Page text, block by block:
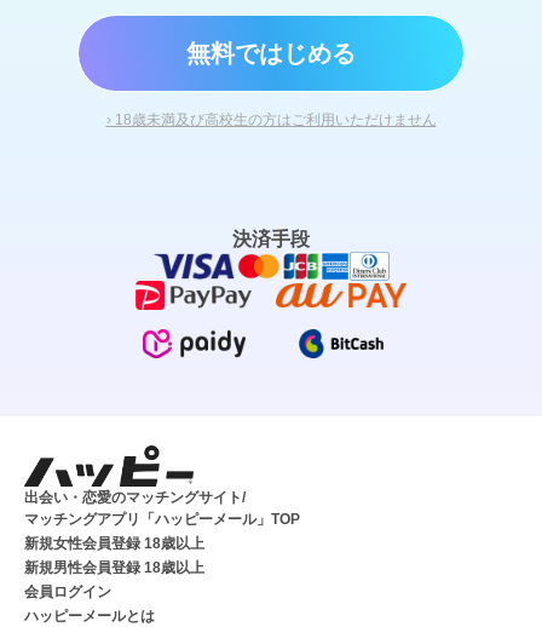
無料ではじめる
› 18歳未満及び高校生の方はご利用いただけません
決済手段
出会い・恋愛のマッチングサイト/
マッチングアプリ「ハッピーメール」TOP
新規女性会員登録 18歳以上
新規男性会員登録 18歳以上
会員ログイン
ハッピーメールとは